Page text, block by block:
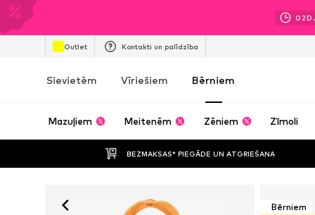
02D.
Outlet Kontakti un palīdzība
Sievietēm Vīriešiem Bērniem
Mazuļiem Meitenēm Zēniem Zīmoli
BEZMAKSAS* PIEGĀDE UN ATGRIEŠANA
Bērniem